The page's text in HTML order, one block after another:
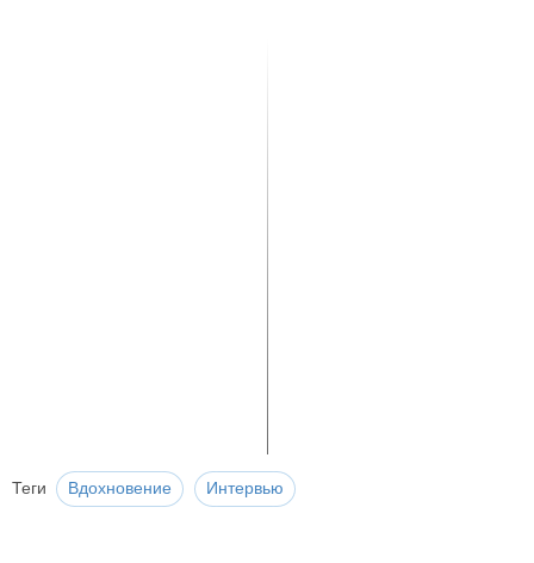
Теги Вдохновение Интервью